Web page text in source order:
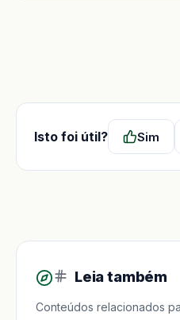
Isto foi útil? Sim
Leia também
Conteúdos relacionados